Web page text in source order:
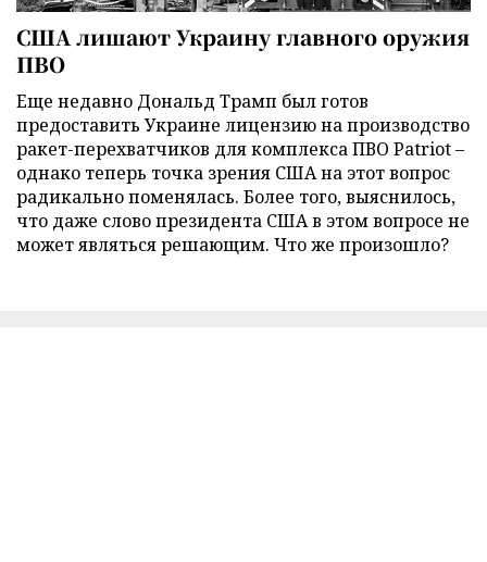
США лишают Украину главного оружия
ПВО
Еще недавно Дональд Трамп был готов
предоставить Украине лицензию на производство
ракет-перехватчиков для комплекса ПВО Patriot –
однако теперь точка зрения США на этот вопрос
радикально поменялась. Более того, выяснилось,
что даже слово президента США в этом вопросе не
может являться решающим. Что же произошло?